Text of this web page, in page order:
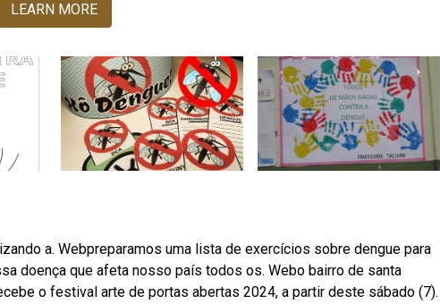
LEARN MORE
a. Webpreparamos uma lista de exercícios sobre dengue para
doença que afeta nosso país todos os. Webo bairro de santa
o festival arte de portas abertas 2024, a partir deste sábado (7).